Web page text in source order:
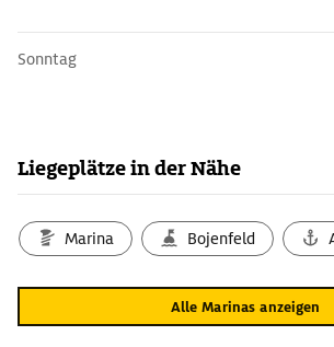
Sonntag
Liegeplätze in der Nähe
Marina Bojenfeld
Alle Marinas anzeigen